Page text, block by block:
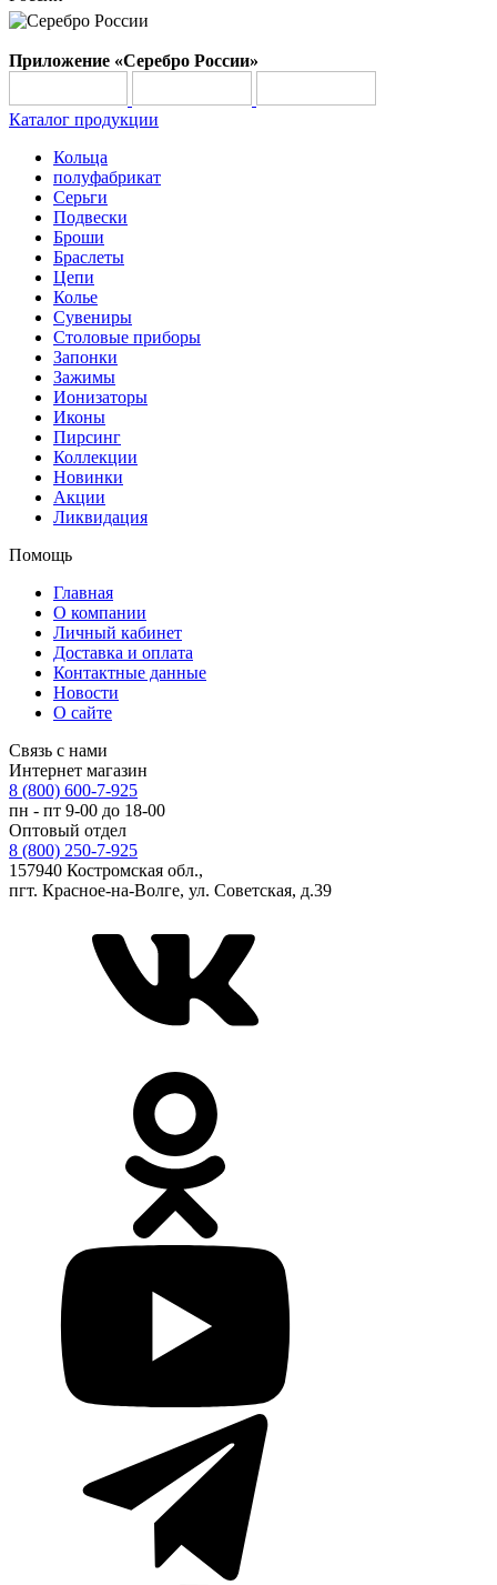
Приложение «Серебро России»
Каталог продукции
Кольца
полуфабрикат
Серьги
Подвески
Броши
Браслеты
Цепи
Колье
Сувениры
Столовые приборы
Запонки
Зажимы
Ионизаторы
Иконы
Пирсинг
Коллекции
Новинки
Акции
Ликвидация
Помощь
Главная
О компании
Личный кабинет
Доставка и оплата
Контактные данные
Новости
О сайте
Связь с нами
Интернет магазин
8 (800) 600-7-925
пн - пт 9-00 до 18-00
Оптовый отдел
8 (800) 250-7-925
157940 Костромская обл.,
пгт. Красное-на-Волге, ул. Советская, д.39